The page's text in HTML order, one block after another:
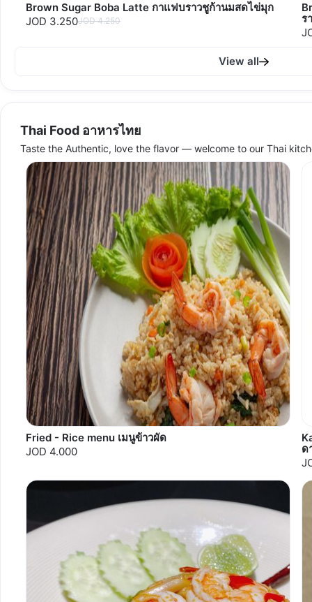
Brown Sugar Boba Latte กาแฟบราวชูก้านมสดไข่มุก
JOD 3.250JOD 4.250
ร
View all
Thai Food อาหารไทย
Taste the Authentic, love the flavor — welcome to our Thai
Fried - Rice menu เมนูข้าวผัด
JOD 4.000
ด